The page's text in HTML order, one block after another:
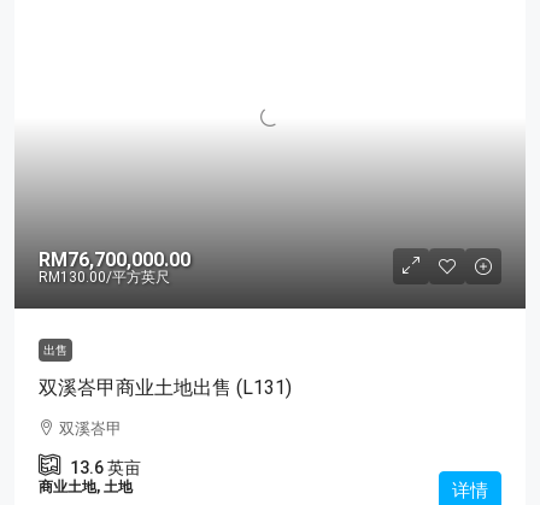
RM76,700,000.00
RM130.00/平方英尺
出售
双溪峇甲商业土地出售 (L131)
双溪峇甲
13.6英亩
商业土地, 土地 详情